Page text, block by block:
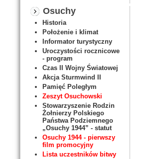
Osuchy
Historia
Położenie i klimat
Informator turystyczny
Uroczystości rocznicowe
- program
Czas II Wojny Światowej
Akcja Sturmwind II
Pamięć Poległym
Zeszyt Osuchowski
Stowarzyszenie Rodzin
Żołnierzy Polskiego
Państwa Podziemnego
„Osuchy 1944” - statut
Osuchy 1944 - pierwszy
film promocyjny
Lista uczestników bitwy